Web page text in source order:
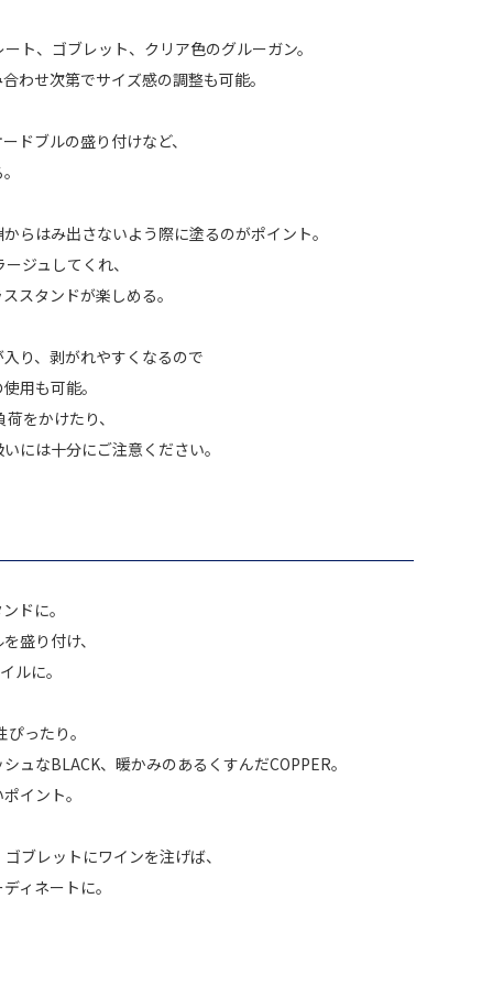
ト、ゴブレット、クリア色のグルーガン。
わせ次第でサイズ感の調整も可能。
ドブルの盛り付けなど、
らはみ出さないよう際に塗るのがポイント。
ジュしてくれ、
スタンドが楽しめる。
り、剥がれやすくなるので
用も可能。
をかけたり、
には十分にご注意ください。
ドに。
盛り付け、
ルに。
ったり。
ュなBLACK、暖かみのあるくすんだCOPPER。
イント。
ブレットにワインを注げば、
ィネートに。